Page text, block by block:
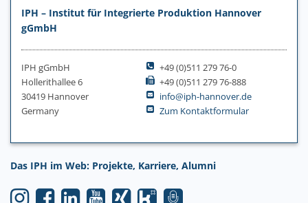
IPH – Institut für Integrierte Produktion Hannover
gGmbH
IPH gGmbH
Hollerithallee 6
30419 Hannover
Germany
+49 (0)511 279 76-0
+49 (0)511 279 76-888
info@iph-hannover.de
Zum Kontaktformular
Das IPH im Web: Projekte, Karriere, Alumni